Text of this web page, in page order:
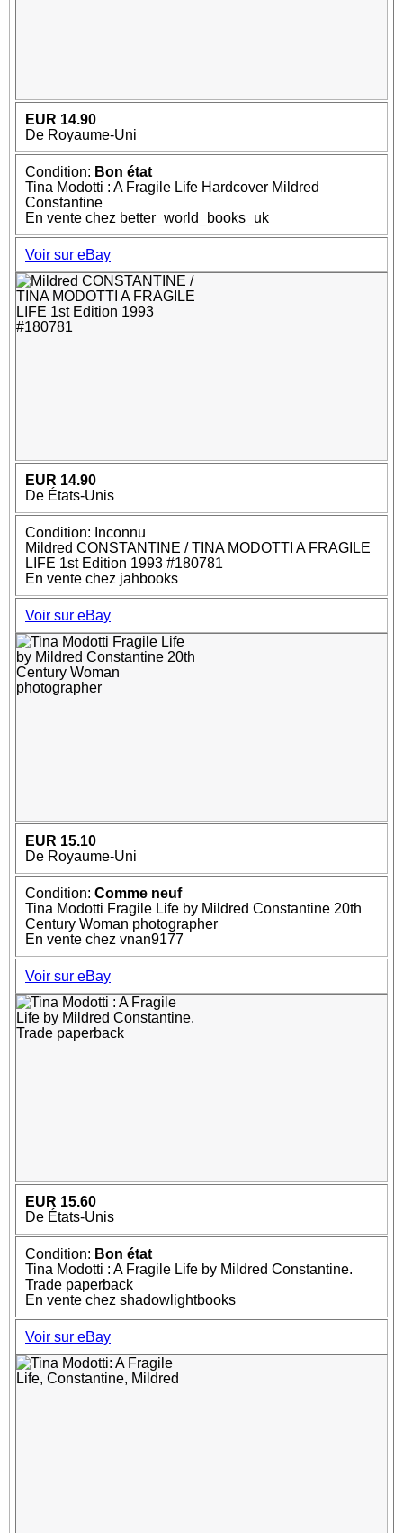
EUR 14.90
De Royaume-Uni
Condition: Bon état
Tina Modotti : A Fragile Life Hardcover Mildred
Constantine
En vente chez better_world_books_uk
Voir sur eBay
EUR 14.90
De États-Unis
Condition: Inconnu
Mildred CONSTANTINE / TINA MODOTTI A FRAGILE
LIFE 1st Edition 1993 #180781
En vente chez jahbooks
Voir sur eBay
EUR 15.10
De Royaume-Uni
Condition: Comme neuf
Tina Modotti Fragile Life by Mildred Constantine 20th
Century Woman photographer
En vente chez vnan9177
Voir sur eBay
EUR 15.60
De États-Unis
Condition: Bon état
Tina Modotti : A Fragile Life by Mildred Constantine.
Trade paperback
En vente chez shadowlightbooks
Voir sur eBay